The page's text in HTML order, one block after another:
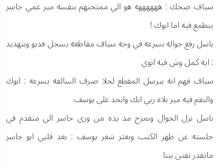
سياف ضحك : ههههههه هو الي ممتحنهم بنفسه مير عمي جاسر
ينطمع فيه اما ابوك !
باسل رفع جواله بسرعه في وجه سياف مقاطعه يسجل فديو وبتهديد
: ايه كمل وش فيه ابوي
سياف فهم انه بيرسل المقطع لحلا صرف السالفه بسرعه : ابوك
والنعم فيه مير بلاه ربي ابك وانحد على يوسف
باسل نزل الجوال وبمزح مد يده من ورى جاسر الي متقدم في
جلسته عن ظهر الكنب وبعثر شعر يوسف : بعد قلبي ابو جاسر
ماتقدر تفتن بينا